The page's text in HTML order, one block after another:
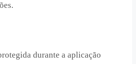
durante a aplicação